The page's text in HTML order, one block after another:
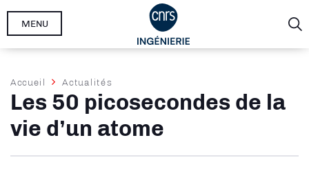
Aller
MENU
Fil
d'Ariane
Accueil Actualités
Les 50 picosecondes de la
vie d’un atome